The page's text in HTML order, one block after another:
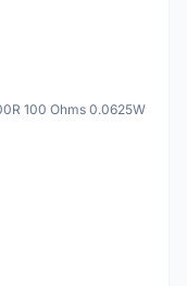
100 Ohms 0.0625W